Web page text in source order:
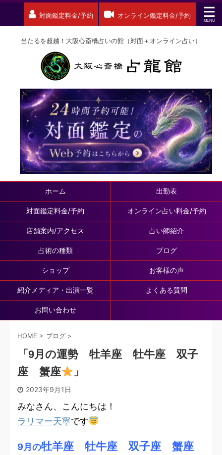
対面鑑定料金/予約 オンライン鑑定料金/予約
当たるを超越！大阪心斎橋占いの館（対面＋オンライン占い）
ホーム 出勤表
対面鑑定料金/予約 オンライン占い料金/予約
店舗案内/アクセス 占い師紹介
占術の種類 ブログ
ショップ お客様の声
紹介メディア・出演一覧 よくある質問
お問い合わせ
HOME > ブログ >
「9月の運勢 牡羊座 牡牛座 双子
座 蟹座
」
2023年9月1日
みなさん、こんにちは！
ラリマー天寧です
9月の牡羊座 牡牛座 双子座 蟹座